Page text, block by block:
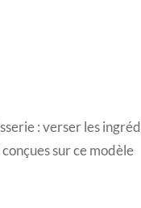
: verser les
sur ce modèle